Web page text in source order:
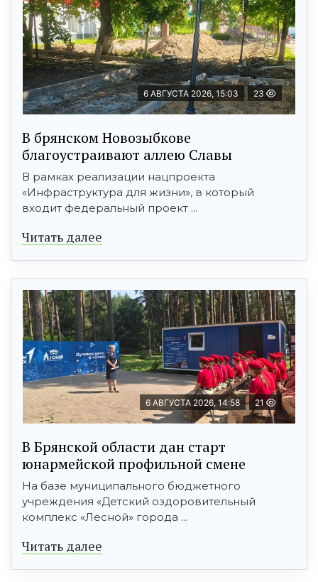
6 АВГУСТА 2026, 15:03 23
В брянском Новозыбкове
благоустраивают аллею Славы
В рамках реализации нацпроекта
«Инфраструктура для жизни», в который
входит федеральный проект ...
Читать далее
6 АВГУСТА 2026, 14:58 21
В Брянской области дан старт
юнармейской профильной смене
На базе муниципального бюджетного
учреждения «Детский оздоровительный
комплекс «Лесной» города ...
Читать далее